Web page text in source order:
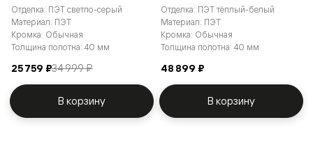
Отделка: ПЭТ светло-серый
Материал: ПЭТ
Кромка: Обычная
Толщина полотна: 40 мм
25 759 ₽34 999 ₽
В корзину
Отделка: ПЭТ тёплый-белый
Материал: ПЭТ
Кромка: Обычная
Толщина полотна: 40 мм
48 899 ₽
В корзину